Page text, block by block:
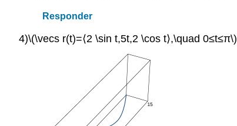
Responder
4)\(\vecs r(t)=⟨2 \sin t,5t,2 \cos t⟩,\quad 0≤t≤π\)